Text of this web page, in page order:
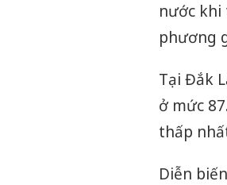
nước khi
phương
Tại Đắk
ở mức
thấp
Diễn